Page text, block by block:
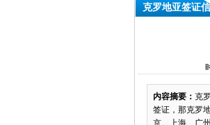
克罗地亚签证
内容摘要： 克
签证，那克罗
京、上海、广